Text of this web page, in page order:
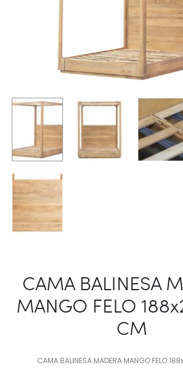
CAMA BALINESA
MANGO FELO
CM
CAMA BALINESA MADERA MANGO FELO